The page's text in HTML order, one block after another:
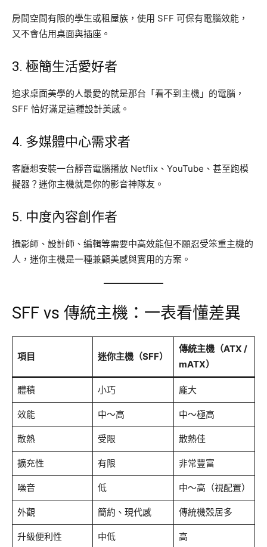
房間空間有限的學生或租屋族，使用 SFF 可保有電腦效能，
又不會佔用桌面與插座。
3. 極簡生活愛好者
追求桌面美學的人最愛的就是那台「看不到主機」的電腦，
SFF 恰好滿足這種設計美感。
4. 多媒體中心需求者
客廳想安裝一台靜音電腦播放 Netflix、YouTube、甚至跑模
擬器？迷你主機就是你的影音神隊友。
5. 中度內容創作者
攝影師、設計師、編輯等需要中高效能但不願忍受笨重主機的
人，迷你主機是一種兼顧美感與實用的方案。
SFF vs 傳統主機：一表看懂差異
項目 迷你主機（SFF）
傳統主機（ATX /
mATX）
體積 小巧 龐大
效能 中～高 中～極高
散熱 受限 散熱佳
擴充性 有限 非常豐富
噪音 低 中～高（視配置）
外觀 簡約、現代感 傳統機殼居多
升級便利性 中低 高